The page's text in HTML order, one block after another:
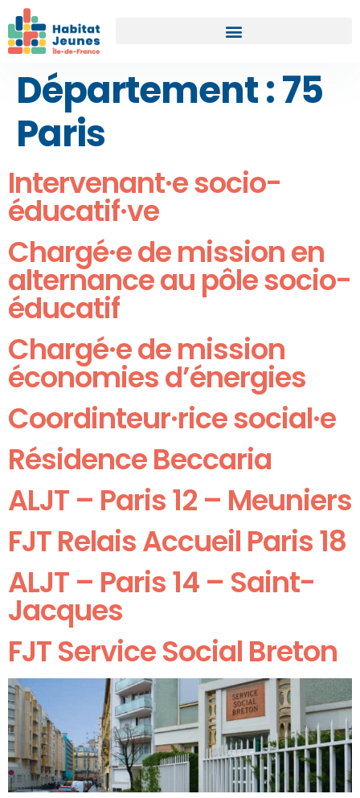
Département :75
Paris
Intervenant·e socio-
éducatif·ve
Chargé·e de mission en
alternance au pôle socio-
éducatif
Chargé·e de mission
économies d’énergies
Coordinteur·rice social·e
Résidence Beccaria
ALJT – Paris 12 – Meuniers
FJT Relais Accueil Paris 18
ALJT – Paris 14 – Saint-
Jacques
FJT Service Social Breton